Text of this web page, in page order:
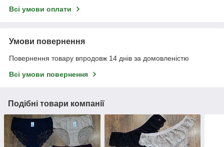
Всі умови оплати
Умови повернення
Повернення товару впродовж 14 днів за домовленістю
Всі умови повернення
Подібні товари компанії